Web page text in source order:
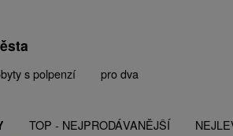
s polpenzí pro dva
TOP - NEJPRODÁVANĚJŠÍ